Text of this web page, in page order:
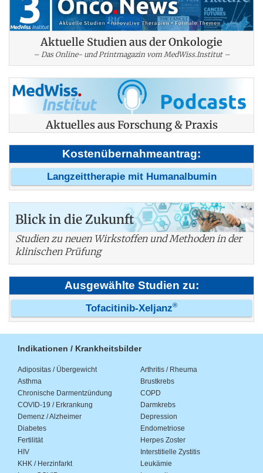
Aktuelle Studien aus der Onkologie
– Das Online- und Printmagazin vom MedWiss.Institut –
Aktuelles aus Forschung & Praxis
Kostenübernahmeantrag:
Langzeittherapie mit Humanalbumin
Blick in die Zukunft
Studien zu neuen Wirkstoffen und Methoden in der
klinischen Prüfung
Ausgewählte Studien zu:
Tofacitinib-Xeljanz®
Indikationen / Krankheitsbilder
Adipositas / Übergewicht
Arthritis / Rheuma
Asthma
Brustkrebs
Chronische Darmentzündung
COPD
COVID-19 / Erkrankung
Darmkrebs
Demenz / Alzheimer
Depression
Diabetes
Endometriose
Fertilität
Herpes Zoster
HIV
Interstitielle Zystitis
KHK / Herzinfarkt
Leukämie